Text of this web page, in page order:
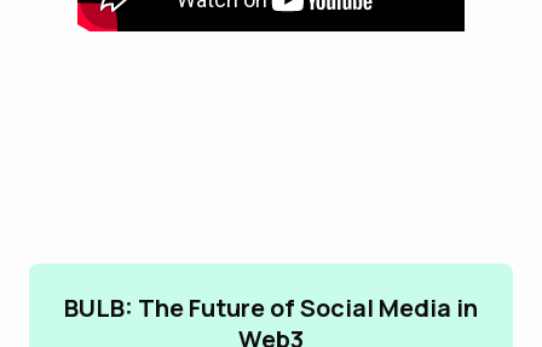
BULB: The Future of Social Media in
Web3